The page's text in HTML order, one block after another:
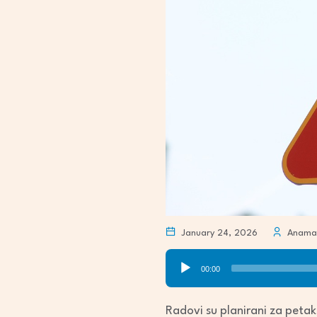
January 24, 2026
Audio
Player
00:00
Radovi su planirani za